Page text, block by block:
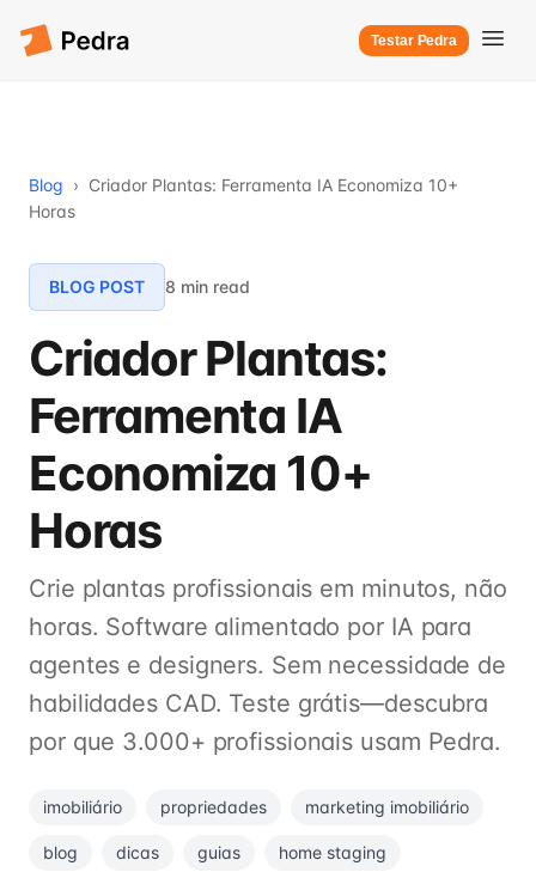
Testar Pedra
Blog › Criador Plantas: Ferramenta IA Economiza 10+
Horas
BLOG POST 8 min read
Criador Plantas:
Ferramenta IA
Economiza 10+
Horas
Crie plantas profissionais em minutos, não
horas. Software alimentado por IA para
agentes e designers. Sem necessidade de
habilidades CAD. Teste grátis—descubra
por que 3.000+ profissionais usam Pedra.
imobiliário propriedades marketing imobiliário
blog dicas guias home staging